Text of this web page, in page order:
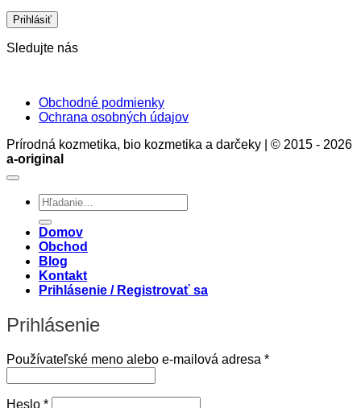
Sledujte nás
Obchodné podmienky
Ochrana osobných údajov
Prírodná kozmetika, bio kozmetika a darčeky | © 2015 - 2026
a-original
Hľadať:
Domov
Obchod
Blog
Kontakt
Prihlásenie / Registrovať sa
Prihlásenie
Používateľské meno alebo e-mailová adresa *Povinné
Heslo *Povinné